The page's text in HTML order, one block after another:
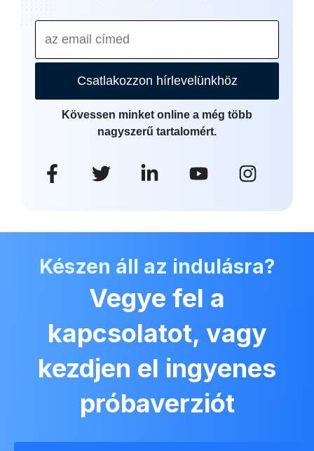
Csatlakozzon hírlevelünkhöz
Kövessen minket online a még több
nagyszerű tartalomért.
Készen áll az indulásra?
Vegye fel a
kapcsolatot, vagy
kezdjen el ingyenes
próbaverziót